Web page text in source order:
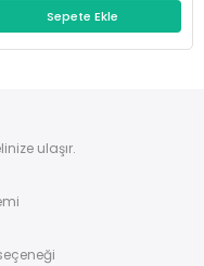
Sepete Ekle
ulaşır.